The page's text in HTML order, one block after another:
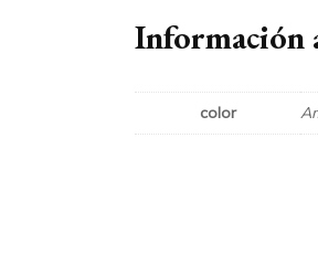
Información
color